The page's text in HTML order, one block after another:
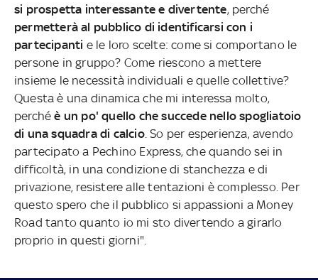
si prospetta interessante e divertente, perché
permetterà al pubblico di identificarsi con i
partecipanti e le loro scelte: come si comportano le
persone in gruppo? Come riescono a mettere
insieme le necessità individuali e quelle collettive?
Questa è una dinamica che mi interessa molto,
perchéè un po' quello che succede nello spogliatoio
di una squadra di calcio. So per esperienza, avendo
partecipato a Pechino Express, che quando sei in
difficoltà, in una condizione di stanchezza e di
privazione, resistere alle tentazioni è complesso. Per
questo spero che il pubblico si appassioni a Money
Road tanto quanto io mi sto divertendo a girarlo
proprio in questi giorni".